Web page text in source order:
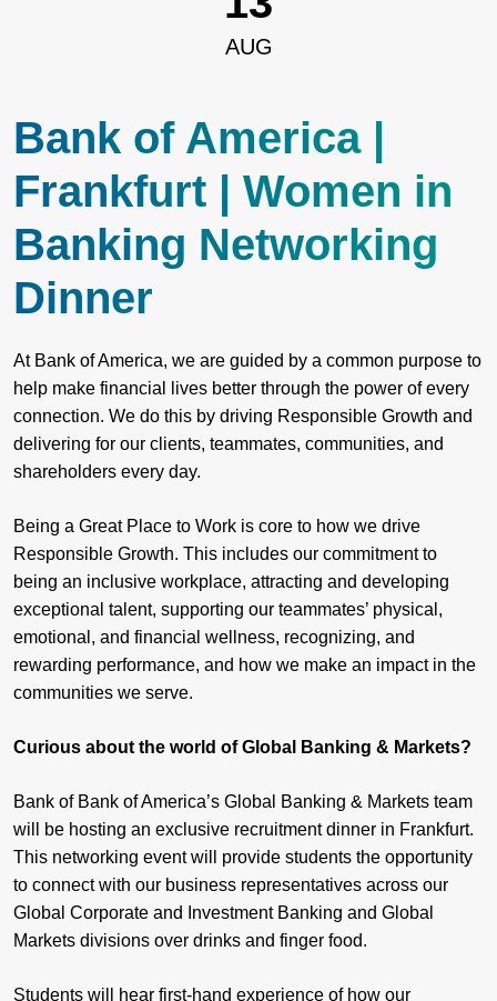
AUG
Bank of America |
Frankfurt | Women in
Banking Networking
Dinner
At Bank of America, we are guided by a common purpose to
help make financial lives better through the power of every
connection. We do this by driving Responsible Growth and
delivering for our clients, teammates, communities, and
shareholders every day.
Being a Great Place to Work is core to how we drive
Responsible Growth. This includes our commitment to
being an inclusive workplace, attracting and developing
exceptional talent, supporting our teammates’ physical,
emotional, and financial wellness, recognizing, and
rewarding performance, and how we make an impact in the
communities we serve.
Curious about the world of Global Banking & Markets?
Bank of Bank of America’s Global Banking & Markets team
will be hosting an exclusive recruitment dinner in Frankfurt.
This networking event will provide students the opportunity
to connect with our business representatives across our
Global Corporate and Investment Banking and Global
Markets divisions over drinks and finger food.
Students will hear first-hand experience of how our